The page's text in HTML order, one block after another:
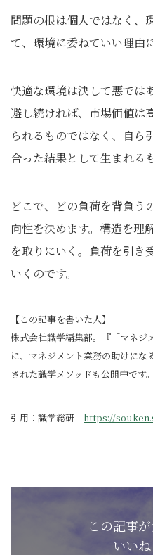
問題の根は個人ではなく、
て、環境に委ねていい理由
快適な環境は決して悪では
避し続ければ、市場価値は
られるものではなく、自ら
合った結果として生まれる
どこで、どの負荷を背負う
向性を決めます。構造を理
を取りにいく。負荷を引き
いくのです。
【この記事を書いた人】
株式会社識学編集部。『「マネジ
に、マネジメント業務の助けに
された識学メソッドも公開中です。
引用：識学総研 https://
この記事
いい